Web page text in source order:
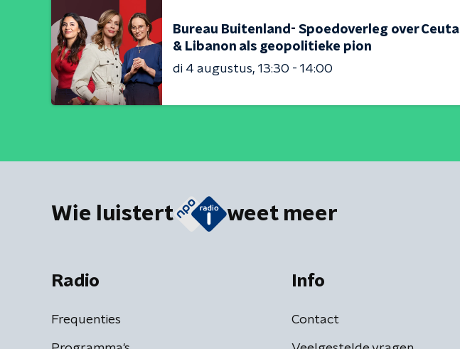
Bureau Buitenland- Spoedoverleg over Ceuta
& Libanon als geopolitieke pion
di 4 augustus 13:30 - 14:00
Wie luistert weet meer
Radio
Frequenties
Info
Contact